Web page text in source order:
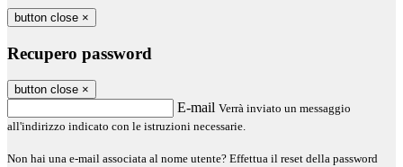
button close ×
Recupero password
button close ×
E-mail Verrà inviato un messaggio
all'indirizzo indicato con le istruzioni necessarie.
Non hai una e-mail associata al nome utente? Effettua il reset della password